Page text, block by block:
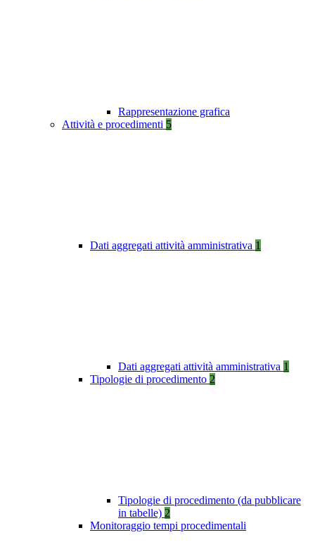
Rappresentazione grafica
Attività e procedimenti 5
Dati aggregati attività amministrativa 1
Dati aggregati attività amministrativa 1
Tipologie di procedimento 2
Tipologie di procedimento (da pubblicare
in tabelle) 2
Monitoraggio tempi procedimentali